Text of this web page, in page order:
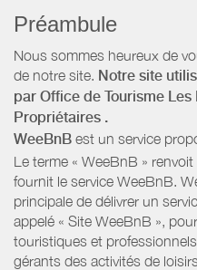
Préambule
Nous sommes heureux de
de notre site. Notre site
par Office de Tourisme Les
Propriétaires .
WeeBnB est un service
Le terme « WeeBnB »
fournit le service WeeBnB.
principale de délivrer un
appelé « Site WeeBnB »,
touristiques et
gérants des activités de